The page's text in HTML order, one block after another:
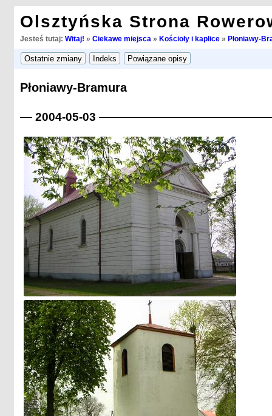
Olsztyńska Strona
Jesteś tutaj: Witaj! » Ciekawe miejsca » Kościoły i kaplice» Płoniawy-
Płoniawy-Bramura
2004-05-03